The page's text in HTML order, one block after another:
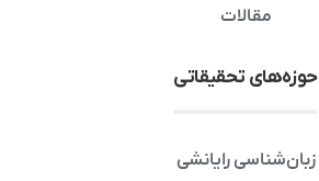
مقالات
حوزه‌های تحقیقاتی
زبان‌شناسی رایانشی